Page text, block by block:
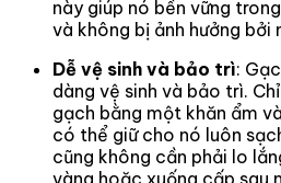
này giúp nó bền vững
và không bị ảnh hưởng
Dễ vệ sinh và bảo trì:
dàng vệ sinh và bảo trì.
gạch bằng một khăn ẩm
có thể giữ cho nó luôn
cũng không cần phải lo